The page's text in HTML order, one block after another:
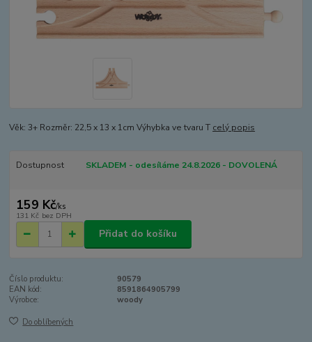
Věk: 3+ Rozměr: 22,5 x 13 x 1cm Výhybka ve tvaru T celý popis
Dostupnost SKLADEM - odesíláme 24.8.2026 - DOVOLENÁ
159 Kč/ks
131 Kč bez DPH
Přidat do košíku
Číslo produktu:
90579
EAN kód:
8591864905799
Výrobce:
woody
Do oblíbených